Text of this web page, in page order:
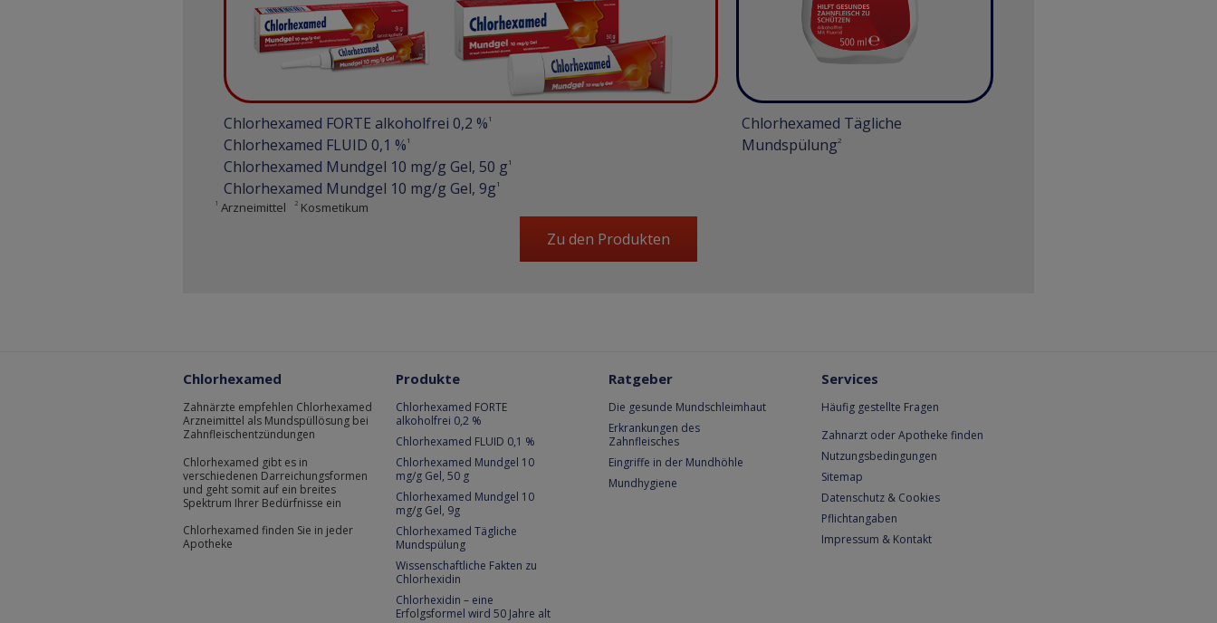
Chlorhexamed FORTE alkoholfrei 0,2 %1
Chlorhexamed FLUID 0,1 %1
Chlorhexamed Mundgel 10 mg/g Gel, 50 g1
Chlorhexamed Mundgel 10 mg/g Gel, 9g1
1 Arzneimittel 2 Kosmetikum
Chlorhexamed Tägliche
Mundspülung2
Zu den Produkten
Chlorhexamed
Zahnärzte empfehlen Chlorhexamed
Arzneimittel als Mundspüllösung bei
Zahnfleischentzündungen
Chlorhexamed gibt es in
verschiedenen Darreichungsformen
und geht somit auf ein breites
Spektrum Ihrer Bedürfnisse ein
Chlorhexamed finden Sie in jeder
Apotheke
Produkte
Chlorhexamed FORTE
alkoholfrei 0,2 %
Chlorhexamed FLUID 0,1 %
Chlorhexamed Mundgel 10
mg/g Gel, 50 g
Chlorhexamed Mundgel 10
mg/g Gel, 9g
Chlorhexamed Tägliche
Mundspülung
Wissenschaftliche Fakten zu
Chlorhexidin
Chlorhexidin – eine
Erfolgsformel wird 50 Jahre alt
Ratgeber
Die gesunde Mundschleimhaut
Erkrankungen des
Zahnfleisches
Eingriffe in der Mundhöhle
Mundhygiene
Services
Häufig gestellte Fragen
Zahnarzt oder Apotheke finden
Nutzungsbedingungen
Sitemap
Datenschutz & Cookies
Pflichtangaben
Impressum & Kontakt